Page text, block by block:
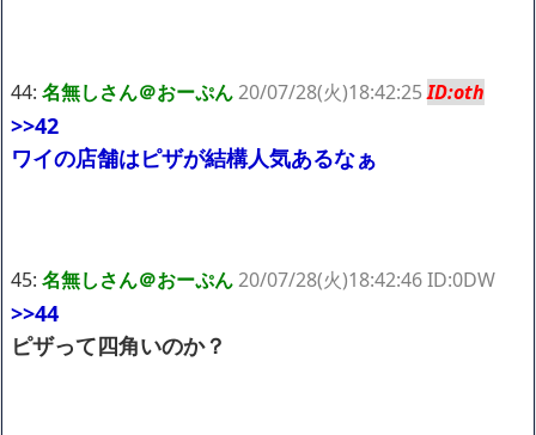
44: 名無しさん＠おーぷん20/07/28(火)18:42:25ID:oth
>>42
ワイの店舗はピザが結構人気あるなぁ
45: 名無しさん＠おーぷん20/07/28(火)18:42:46 ID:0DW
>>44
ピザって四角いのか？